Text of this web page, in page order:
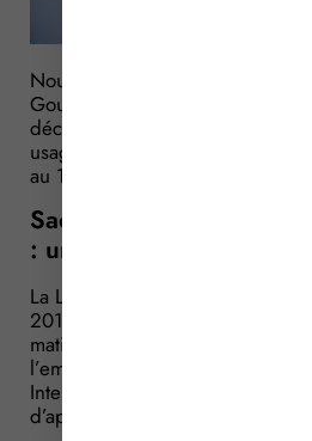
Nouveau rebondissement ! Alors
Gouvernement, dans une
décembre 2015, indiquait que
usage unique en matière
au 1er janvier 2016, il a
Sacs de caisse
: une interdiction au 1er
La Loi pour la Transition
2015) a prévu l’interdiction des
matière plastique à usage unique
l’emballage de marchandises au
Interdiction subordonnée à la
d’application.